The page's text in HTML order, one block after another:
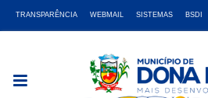
TRANSPARÊNCIA WEBMAIL SISTEMAS BSDI